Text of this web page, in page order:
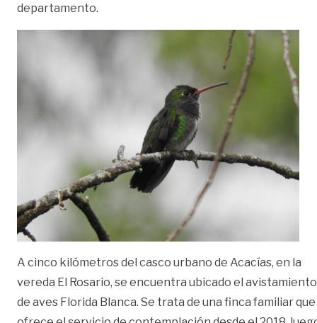
departamento.
A cinco kilómetros del casco urbano de Acacías, en la
vereda El Rosario, se encuentra ubicado el avistamiento
de aves Florida Blanca. Se trata de una finca familiar que